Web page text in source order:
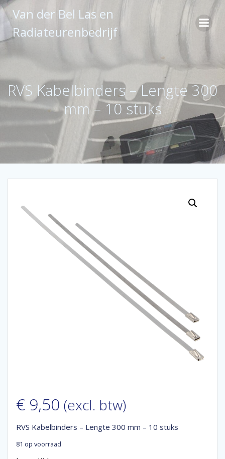
Ga
naar
inhoud
Van der Bel Las en
Radiateurenbedrijf
RVS Kabelbinders – Lengte 300
mm – 10 stuks
€ 9,50 (excl. btw)
RVS Kabelbinders – Lengte 300 mm – 10 stuks
81 op voorraad